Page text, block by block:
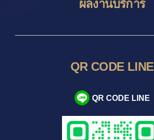
ผลงานบริการ
QR CODE LINE
QR CODE LINE